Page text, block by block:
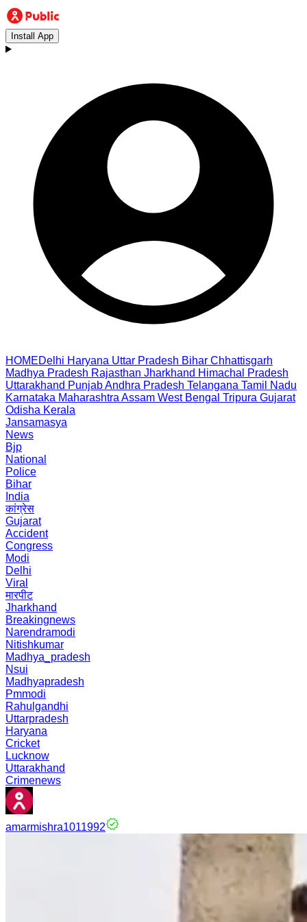
Install App
HOMEDelhi Haryana Uttar Pradesh Bihar Chhattisgarh
Madhya Pradesh Rajasthan Jharkhand Himachal Pradesh
Uttarakhand PunjabAndhra Pradesh Telangana Tamil Nadu
Karnataka Maharashtra Assam West Bengal Tripura Gujarat
Odisha Kerala
Jansamasya
News
Bjp
National
Police
Bihar
India
कांग्रेस
Gujarat
Accident
Congress
Modi
Delhi
Viral
मारपीट
Jharkhand
Breakingnews
Narendramodi
Nitishkumar
Madhya_pradesh
Nsui
Madhyapradesh
Pmmodi
Rahulgandhi
Uttarpradesh
Haryana
Cricket
Lucknow
Uttarakhand
Crimenews
amarmishra1011992